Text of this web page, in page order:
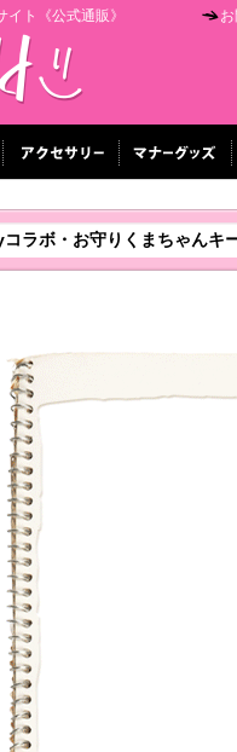
イト《公式通販》
ラボ・お守りくまちゃんキ